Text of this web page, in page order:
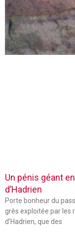
Un pénis géant
d’Hadrien
Porte bonheur du
grès exploitée par les
d’Hadrien, que des